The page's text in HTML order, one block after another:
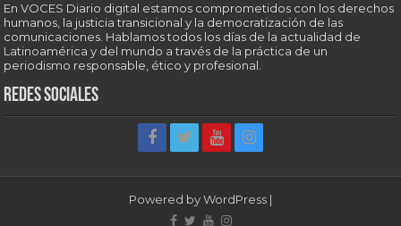
En VOCES Diario digital estamos comprometidos con los derechos
humanos, la justicia transicional y la democratización de las
comunicaciones. Hablamos todos los días de la actualidad de
Latinoamérica y del mundo a través de la práctica de un
periodismo responsable, ético y profesional.
Redes sociales
Powered byWordPress |